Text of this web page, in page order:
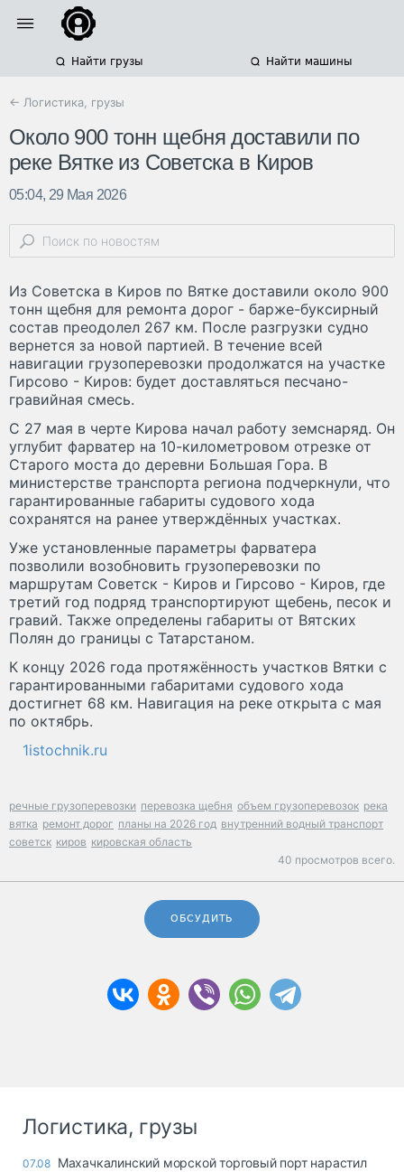
Найти грузы Найти машины
← Логистика, грузы
Около 900 тонн щебня доставили по
реке Вятке из Советска в Киров
05:04, 29 Мая 2026
Из Советска в Киров по Вятке доставили около 900
тонн щебня для ремонта дорог - барже-буксирный
состав преодолел 267 км. После разгрузки судно
вернется за новой партией. В течение всей
навигации грузоперевозки продолжатся на участке
Гирсово - Киров: будет доставляться песчано-
гравийная смесь.
С 27 мая в черте Кирова начал работу земснаряд. Он
углубит фарватер на 10-километровом отрезке от
Старого моста до деревни Большая Гора. В
министерстве транспорта региона подчеркнули, что
гарантированные габариты судового хода
сохранятся на ранее утверждённых участках.
Уже установленные параметры фарватера
позволили возобновить грузоперевозки по
маршрутам Советск - Киров и Гирсово - Киров, где
третий год подряд транспортируют щебень, песок и
гравий. Также определены габариты от Вятских
Полян до границы с Татарстаном.
К концу 2026 года протяжённость участков Вятки с
гарантированными габаритами судового хода
достигнет 68 км. Навигация на реке открыта с мая
по октябрь.
1istochnik.ru
речные грузоперевозки перевозка щебня объем грузоперевозок река
вятка ремонт дорог планы на 2026 год внутренний водный транспорт
советск киров кировская область
40 просмотров всего.
ОБСУДИТЬ
Логистика, грузы
07.08 Махачкалинский морской торговый порт нарастил